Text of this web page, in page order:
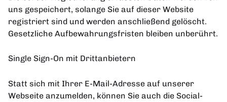
uns gespeichert, solange Sie auf dieser Website
registriert sind und werden anschließend gelöscht.
Gesetzliche Aufbewahrungsfristen bleiben unberührt.
Single Sign-On mit Drittanbietern
Statt sich mit Ihrer E-Mail-Adresse auf unserer
Webseite anzumelden, können Sie auch die Social-